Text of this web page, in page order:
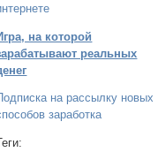
на которой
реальных
на рассылку новых
заработка